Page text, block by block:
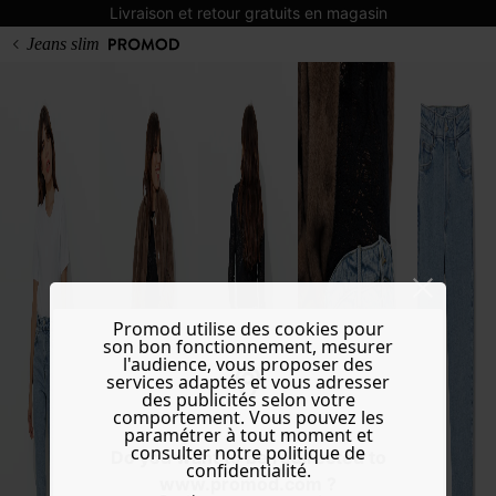
Livraison et retour gratuits en magasin
Do you want to be redirected to
www.promod.com ?
Jeans slim
Promod utilise des cookies pour
son bon fonctionnement, mesurer
l'audience, vous proposer des
services adaptés et vous adresser
des publicités selon votre
comportement. Vous pouvez les
paramétrer à tout moment et
consulter notre politique de
confidentialité.